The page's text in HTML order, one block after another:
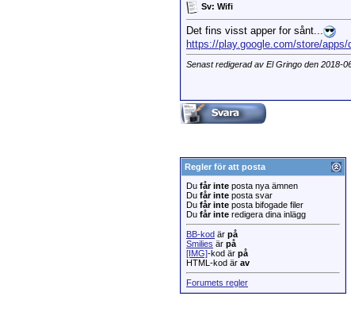
Sv: Wifi
Det fins visst apper for sånt...
https://play.google.com/store/
Senast redigerad av El Gringo den 2018-
Regler för att posta
Du får inte posta nya ämnen
Du får inte posta svar
Du får inte posta bifogade filer
Du får inte redigera dina inlägg
BB-kod är på
Smilies är på
[IMG]-kod är på
HTML-kod är av
Forumets regler